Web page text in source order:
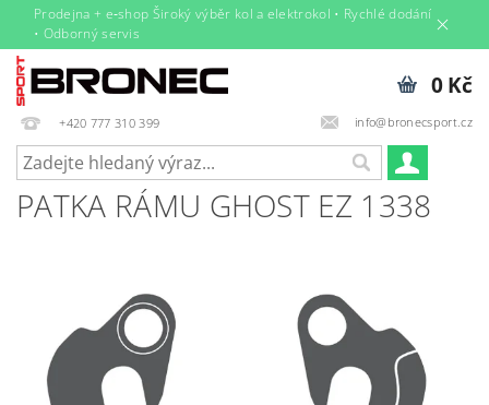
Prodejna + e‑shop Široký výběr kol a elektrokol • Rychlé dodání
• Odborný servis
+420 777 310 399 info@bronecsport.cz
0 Kč
PATKA RÁMU GHOST EZ 1338